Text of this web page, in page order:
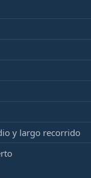
y largo recorrido